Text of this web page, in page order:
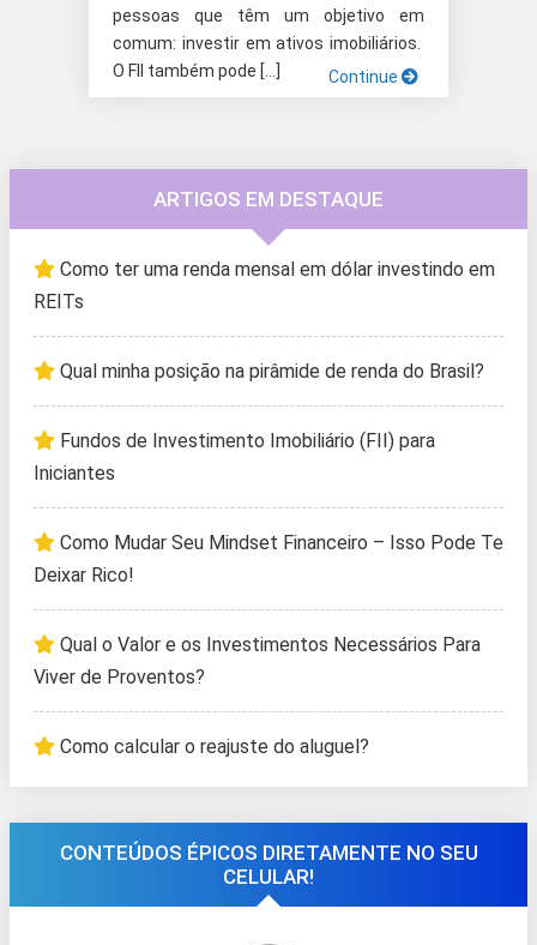
pessoas que têm um objetivo em
comum: investir em ativos imobiliários.
O FII também pode […]
Continue
ARTIGOS EM DESTAQUE
Como ter uma renda mensal em dólar investindo em
REITs
Qual minha posição na pirâmide de renda do Brasil?
Fundos de Investimento Imobiliário (FII) para
Iniciantes
Como Mudar Seu Mindset Financeiro – Isso Pode Te
Deixar Rico!
Qual o Valor e os Investimentos Necessários Para
Viver de Proventos?
Como calcular o reajuste do aluguel?
CONTEÚDOS ÉPICOS DIRETAMENTE NO SEU
CELULAR!